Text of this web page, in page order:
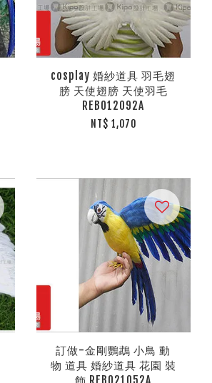
cosplay 婚紗道具 羽毛翅
膀 天使翅膀 天使羽毛
REB012092A
NT$ 1,070
訂做-金剛鸚鵡 小鳥 動
物 道具 婚紗道具 花園 裝
飾 REB021052A